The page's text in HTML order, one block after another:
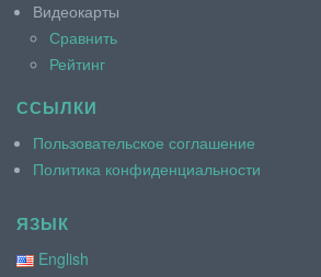
Видеокарты
Сравнить
Рейтинг
ССЫЛКИ
Пользовательское соглашение
Политика конфиденциальности
ЯЗЫК
English